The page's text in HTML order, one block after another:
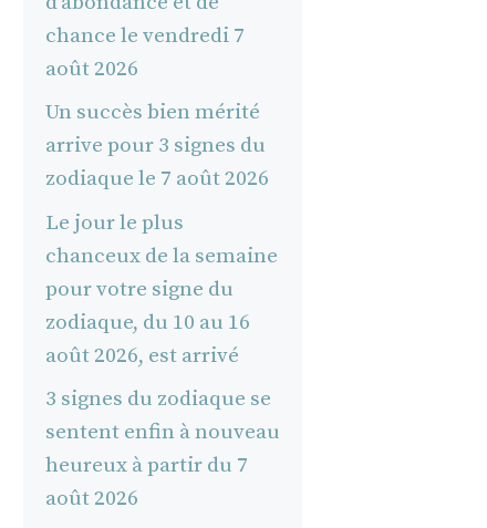
chance le vendredi 7
août 2026
Un succès bien mérité
arrive pour 3 signes du
zodiaque le 7 août 2026
Le jour le plus
chanceux de la semaine
pour votre signe du
zodiaque, du 10 au 16
août 2026, est arrivé
3 signes du zodiaque se
sentent enfin à nouveau
heureux à partir du 7
août 2026